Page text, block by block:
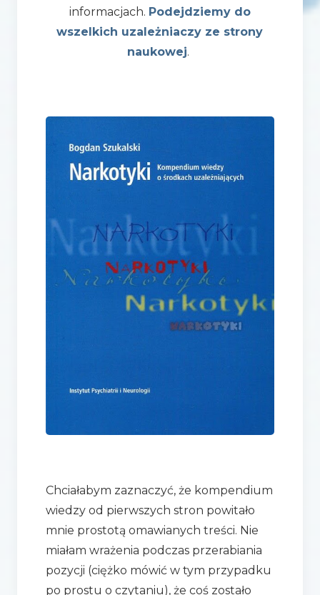
informacjach. Podejdziemy do
wszelkich uzależniaczy ze strony
naukowej.
Chciałabym zaznaczyć, że kompendium
wiedzy od pierwszych stron powitało
mnie prostotą omawianych treści. Nie
miałam wrażenia podczas przerabiania
pozycji (ciężko mówić w tym przypadku
po prostu o czytaniu), że coś zostało